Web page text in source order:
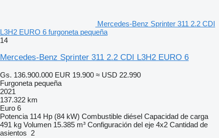
Mercedes-Benz Sprinter 311 2.2 CDI
L3H2 EURO 6 furgoneta pequeña
14
Mercedes-Benz Sprinter 311 2.2 CDI L3H2 EURO 6
Gs. 136.900.000 EUR 19.900 ≈ USD 22.990
Furgoneta pequeña
2021
137.322 km
Euro 6
Potencia 114 Hp (84 kW) Combustible diésel Capacidad de carga
491 kg Volumen 15.385 m³ Configuración del eje 4x2 Cantidad de
asientos 2